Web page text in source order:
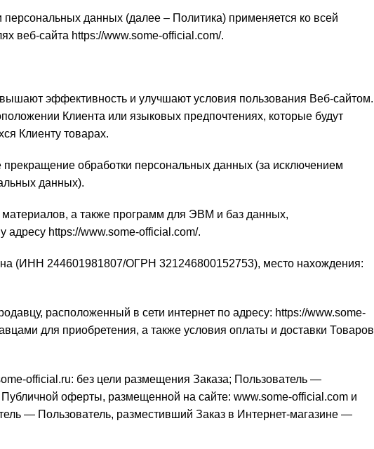
данных (далее – Политика) применяется ко всей
веб-сайта https://www.some-official.com/.
эффективность и улучшают условия пользования Веб-сайтом.
Клиента или языковых предпочтениях, которые будут
Клиенту товарах.
обработки персональных данных (за исключением
данных).
а также программ для ЭВМ и баз данных,
адресу https://www.some-official.com/.
(ИНН 244601981807/ОГРН 321246800152753), место нахождения:
расположенный в сети интернет по адресу: https://www.some-
для приобретения, а также условия оплаты и доставки Товаров
official.ru: без цели размещения Заказа; Пользователь —
оферты, размещенной на сайте: www.some-official.com и
— Пользователь, разместивший Заказ в Интернет-магазине —